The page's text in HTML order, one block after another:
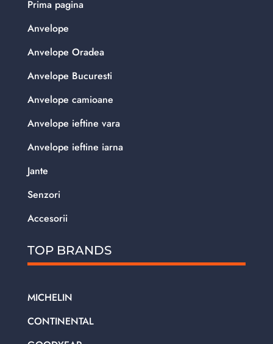
Prima pagina
Anvelope
Anvelope Oradea
Anvelope Bucuresti
Anvelope camioane
Anvelope ieftine vara
Anvelope ieftine iarna
Jante
Senzori
Accesorii
TOP BRANDS
MICHELIN
CONTINENTAL